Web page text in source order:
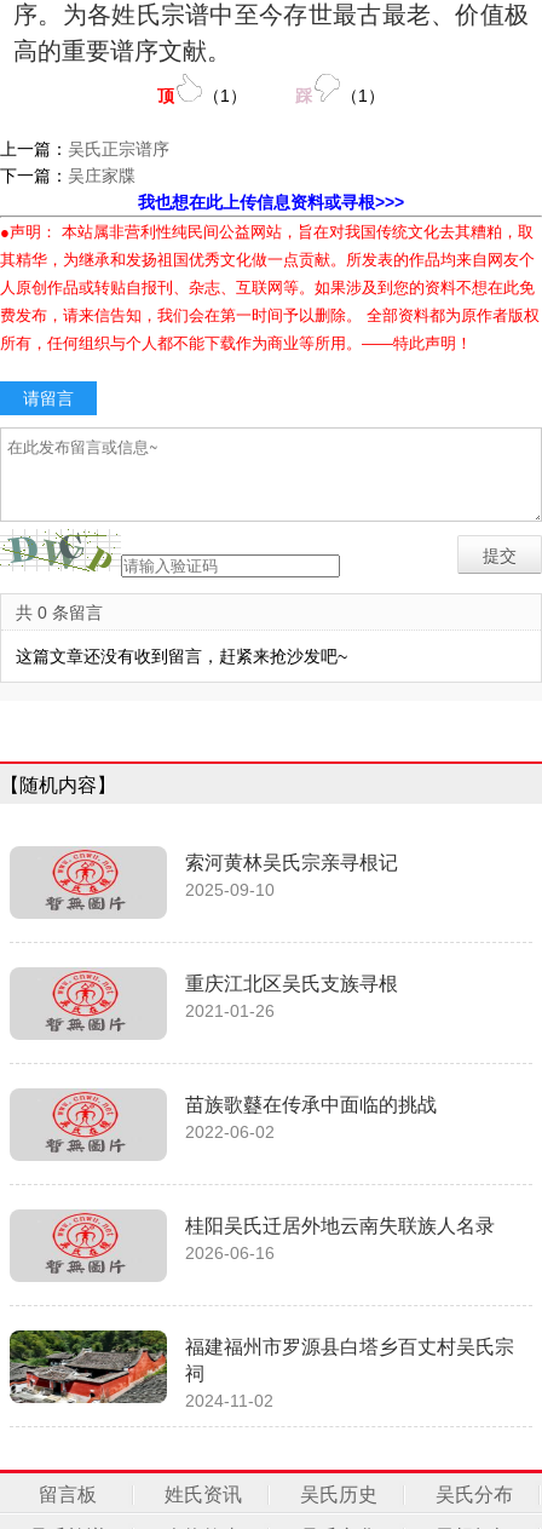
序。为各姓氏宗谱中至今存世最古最老、价值极
高的重要谱序文献。
顶 （1） 踩 （1）
上一篇： 吴氏正宗谱序
下一篇： 吴庄家牒
我也想在此上传信息资料或寻根>>>
●声明： 本站属非营利性纯民间公益网站，旨在对我国传统文化去其糟粕，取
其精华，为继承和发扬祖国优秀文化做一点贡献。所发表的作品均来自网友个
人原创作品或转贴自报刊、杂志、互联网等。如果涉及到您的资料不想在此免
费发布，请来信告知，我们会在第一时间予以删除。 全部资料都为原作者版权
所有，任何组织与个人都不能下载作为商业等所用。——特此声明！
请留言
共 0 条留言
这篇文章还没有收到留言，赶紧来抢沙发吧~
【随机内容】
索河黄林吴氏宗亲寻根记
2025-09-10
重庆江北区吴氏支族寻根
2021-01-26
苗族歌鼟在传承中面临的挑战
2022-06-02
桂阳吴氏迁居外地云南失联族人名录
2026-06-16
福建福州市罗源县白塔乡百丈村吴氏宗
祠
2024-11-02
留言板 姓氏资讯 吴氏历史 吴氏分布